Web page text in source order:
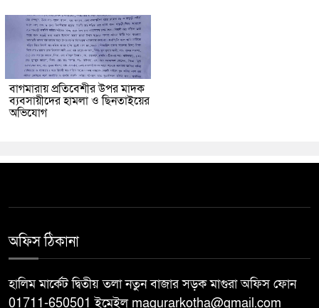
বাগমারায় প্রতিবেশীর উপর মাদক
ব্যবসায়ীদের হামলা ও ছিনতাইয়ের
অভিযোগ
অফিস ঠিকানা
হালিম মার্কেট দ্বিতীয় তলা নতুন বাজার সড়ক মাগুরা অফিস ফোন
01711-650501 ইমেইল magurarkotha@gmail.com